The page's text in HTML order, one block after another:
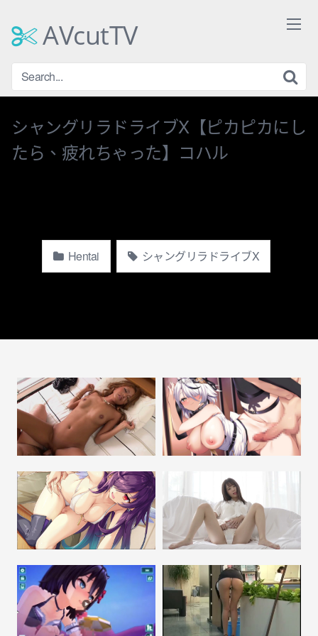
contentAVcutTV
シャングリラドライブX【ピカピカにし
たら、疲れちゃった】コハル
Hentai シャングリラドライブX